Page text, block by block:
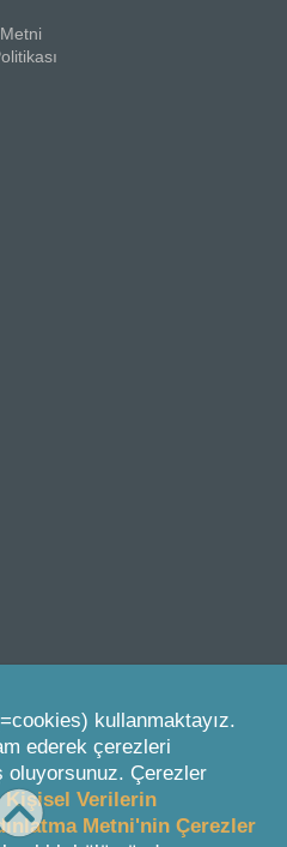
kullanmaktayız.
ederek çerezleri
oluyorsunuz. Çerezler
Kişisel Verilerin
Metni'nin Çerezler